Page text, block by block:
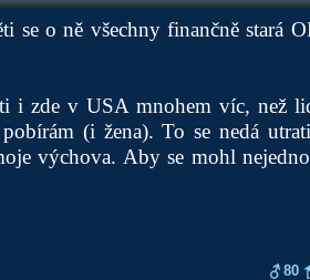
se o ně všechny finančně stará
i zde v USA mnohem víc, než
(i žena). To se nedá
výchova. Aby se mohl
80